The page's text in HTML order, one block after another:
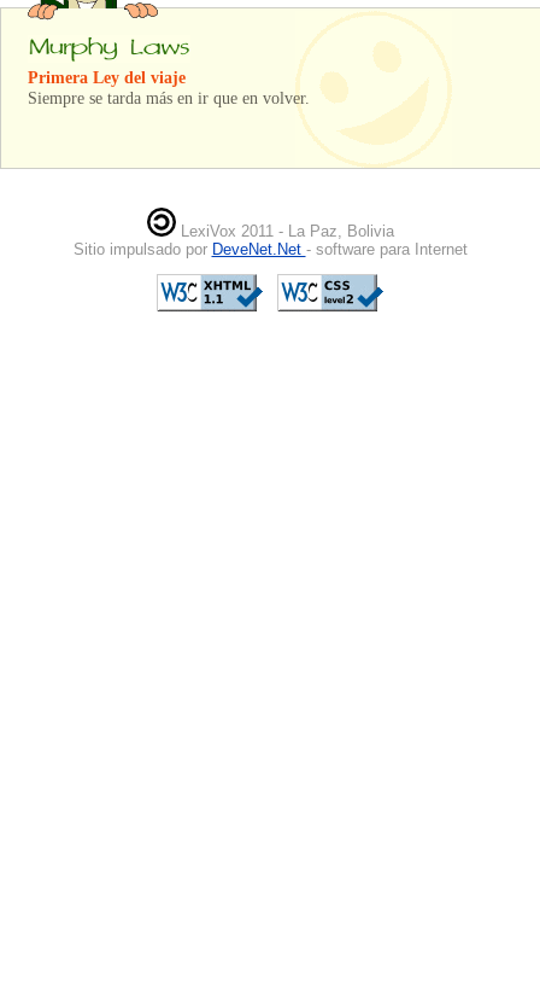
Primera Ley del viaje
Siempre se tarda más en ir que en volver.
LexiVox 2011 - La Paz, Bolivia
Sitio impulsado por DeveNet.Net - software para Internet